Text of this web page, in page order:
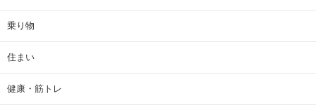
乗り物
住まい
健康・筋トレ